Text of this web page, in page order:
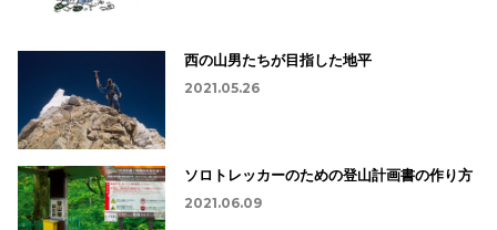
西の山男たちが目指した地平
2021.05.26
ソロトレッカーのための登山計画書の作り方
2021.06.09